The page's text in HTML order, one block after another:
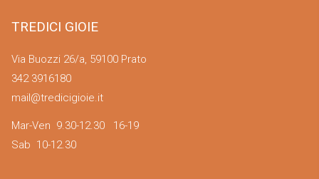
TREDICI GIOIE
Via Buozzi 26/a, 59100 Prato
342 3916180
mail@tredicigioie.it
Mar-Ven 9.30-12.30 16-19
Sab 10-12.30